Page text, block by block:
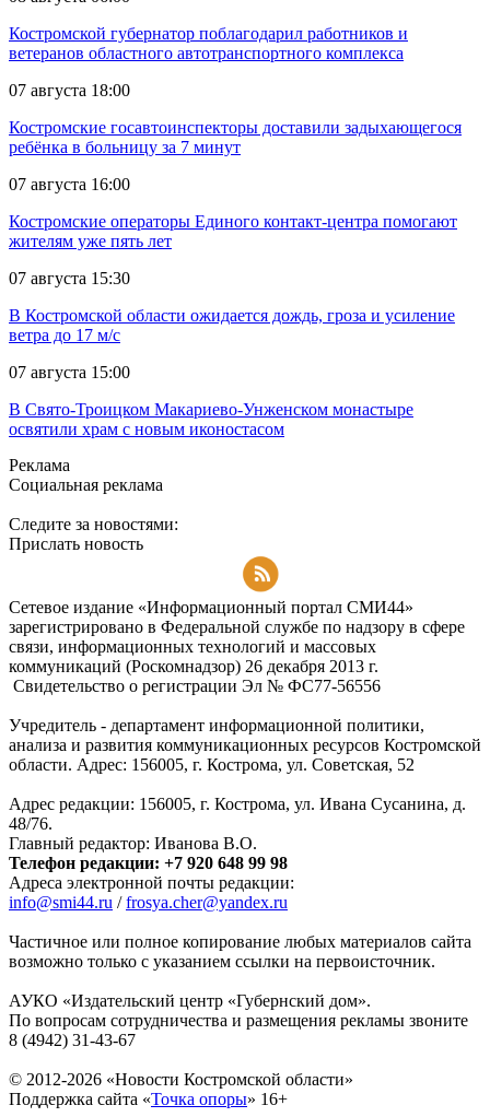
Костромской губернатор поблагодарил работников и
ветеранов областного автотранспортного комплекса
07 августа 18:00
Костромские госавтоинспекторы доставили задыхающегося
ребёнка в больницу за 7 минут
07 августа 16:00
Костромские операторы Единого контакт-центра помогают
жителям уже пять лет
07 августа 15:30
В Костромской области ожидается дождь, гроза и усиление
ветра до 17 м/с
07 августа 15:00
В Свято-Троицком Макариево-Унженском монастыре
освятили храм с новым иконостасом
Реклама
Социальная реклама
Следите за новостями:
Прислать новость
Сетевое издание «Информационный портал СМИ44»
зарегистрировано в Федеральной службе по надзору в сфере
связи, информационных технологий и массовых
коммуникаций (Роскомнадзор) 26 декабря 2013 г.
Свидетельство о регистрации Эл № ФC77-56556
Учредитель - департамент информационной политики,
анализа и развития коммуникационных ресурсов Костромской
области. Адрес: 156005, г. Кострома, ул. Советская, 52
Адрес редакции: 156005, г. Кострома, ул. Ивана Сусанина, д.
48/76.
Главный редактор: Иванова В.О.
Телефон редакции: +7 920 648 99 98
Адреса электронной почты редакции:
info@smi44.ru /frosya.cher@yandex.ru
Частичное или полное копирование любых материалов сайта
возможно только с указанием ссылки на первоисточник.
АУКО «Издательский центр «Губернский дом».
По вопросам сотрудничества и размещения рекламы звоните
8 (4942) 31-43-67
© 2012-2026 «Новости Костромской области»
Поддержка сайта «Точка опоры» 16+